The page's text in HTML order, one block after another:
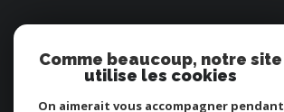
ADHÉRENTS
Nous adhérons
Comme beaucoup, notre site
utilise les cookies
On aimerait vous accompagner pendant